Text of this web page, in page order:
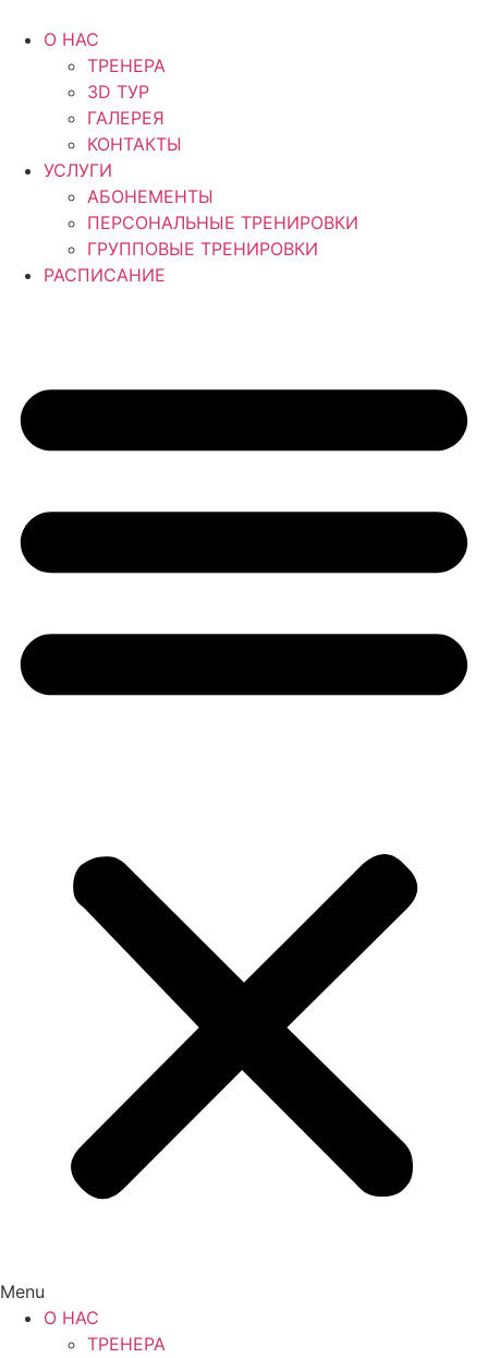
содержимому
О НАС
ТРЕНЕРА
3D ТУР
ГАЛЕРЕЯ
КОНТАКТЫ
УСЛУГИ
АБОНЕМЕНТЫ
ПЕРСОНАЛЬНЫЕ ТРЕНИРОВКИ
ГРУППОВЫЕ ТРЕНИРОВКИ
РАСПИСАНИЕ
Menu
О НАС
ТРЕНЕРА